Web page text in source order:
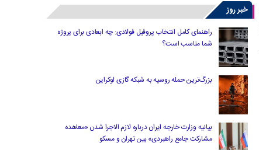
خبر روز
راهنمای کامل انتخاب پروفیل فولادی: چه ابعادی برای پروژه
شما مناسب است؟
بزرگ‌ترین حمله روسیه به شبکه گازی اوکراین
بیانیه وزارت خارجه ایران درباره لازم‌ الاجرا شدن «معاهده
مشارکت جامع راهبردی» بین تهران و مسکو